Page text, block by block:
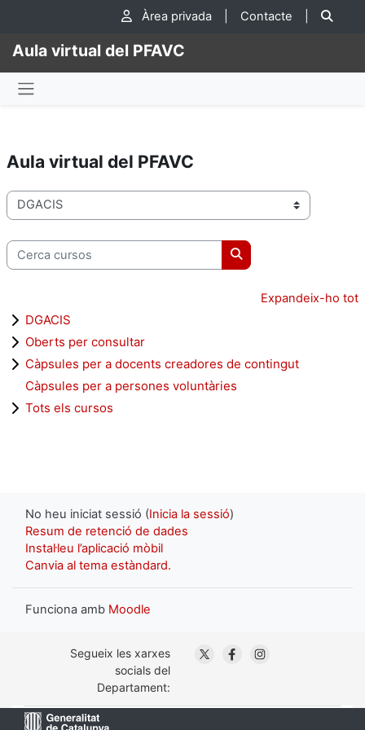
Ves al contingut principal
Àrea privada Contacte
Aula virtual del PFAVC
Aula virtual del PFAVC
Categories de cursos
Cerca cursos
Cerca cursos
Expandeix-ho tot
DGACIS
Oberts per consultar
Càpsules per a docents creadores de contingut
Càpsules per a persones voluntàries
Tots els cursos
No heu iniciat sessió (Inicia la sessió)
Resum de retenció de dades
Instal·leu l’aplicació mòbil
Canvia al tema estàndard.
Funciona amb Moodle
Segueix les xarxes
socials del
Departament:
. Obre en una nova
. Obre en una nova